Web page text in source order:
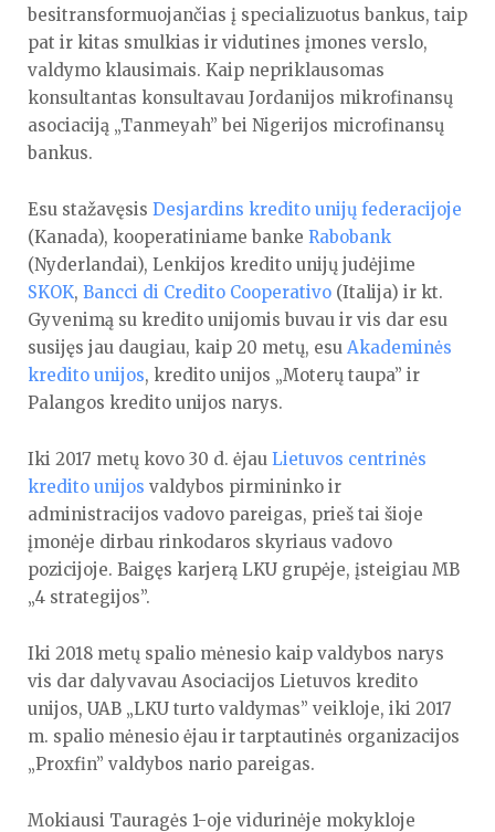
besitransformuojančias į specializuotus bankus, taip
pat ir kitas smulkias ir vidutines įmones verslo,
valdymo klausimais. Kaip nepriklausomas
konsultantas konsultavau Jordanijos mikrofinansų
asociaciją „Tanmeyah” bei Nigerijos microfinansų
bankus.
Esu stažavęsis Desjardins kredito unijų federacijoje
(Kanada), kooperatiniame banke Rabobank
(Nyderlandai), Lenkijos kredito unijų judėjime
SKOK, Bancci di Credito Cooperativo (Italija) ir kt.
Gyvenimą su kredito unijomis buvau ir vis dar esu
susijęs jau daugiau, kaip 20 metų, esu Akademinės
kredito unijos, kredito unijos „Moterų taupa” ir
Palangos kredito unijos narys.
Iki 2017 metų kovo 30 d. ėjau Lietuvos centrinės
kredito unijos valdybos pirmininko ir
administracijos vadovo pareigas, prieš tai šioje
įmonėje dirbau rinkodaros skyriaus vadovo
pozicijoje. Baigęs karjerą LKU grupėje, įsteigiau MB
„4 strategijos”.
Iki 2018 metų spalio mėnesio kaip valdybos narys
vis dar dalyvavau Asociacijos Lietuvos kredito
unijos, UAB „LKU turto valdymas” veikloje, iki 2017
m. spalio mėnesio ėjau ir tarptautinės organizacijos
„Proxfin” valdybos nario pareigas.
Mokiausi Tauragės 1-oje vidurinėje mokykloje